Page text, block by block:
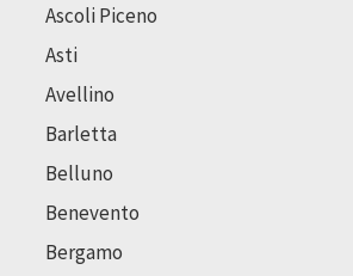
Ascoli Piceno
Asti
Avellino
Barletta
Belluno
Benevento
Bergamo